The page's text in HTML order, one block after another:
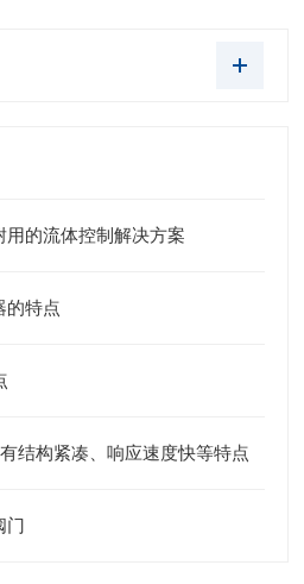
的流体控制解决方案
的特点
结构紧凑、响应速度快等特点
门